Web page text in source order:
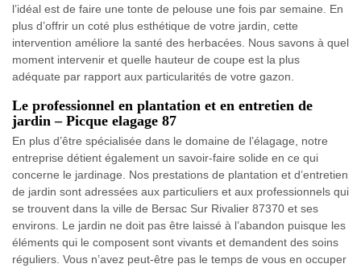
l’idéal est de faire une tonte de pelouse une fois par semaine. En
plus d’offrir un coté plus esthétique de votre jardin, cette
intervention améliore la santé des herbacées. Nous savons à quel
moment intervenir et quelle hauteur de coupe est la plus
adéquate par rapport aux particularités de votre gazon.
Le professionnel en plantation et en entretien de
jardin – Picque elagage 87
En plus d’être spécialisée dans le domaine de l’élagage, notre
entreprise détient également un savoir-faire solide en ce qui
concerne le jardinage. Nos prestations de plantation et d’entretien
de jardin sont adressées aux particuliers et aux professionnels qui
se trouvent dans la ville de Bersac Sur Rivalier 87370 et ses
environs. Le jardin ne doit pas être laissé à l’abandon puisque les
éléments qui le composent sont vivants et demandent des soins
réguliers. Vous n’avez peut-être pas le temps de vous en occuper